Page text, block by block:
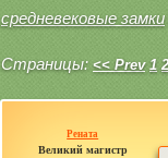
средневековые замки
Страницы:<< Prev 1 2
Рената
Великий магистр